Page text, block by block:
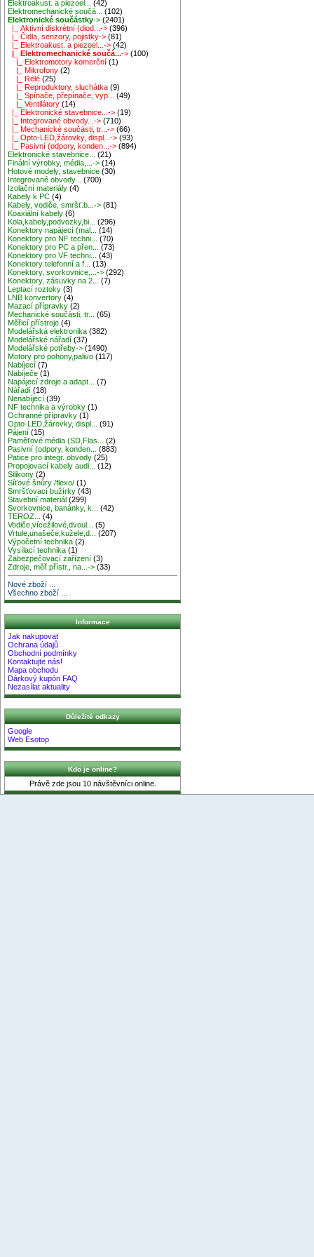
Elektroakust. a piezoel...
(42)
Elektromechanické součá...
(102)
Elektronické součástky-> (2401)
|_ Aktivní diskrétní (diod...-> (396)
|_ Čidla, senzory, pojistky-> (81)
|_ Elektroakust. a piezoel...-> (42)
|_ Elektromechanické součá...-> (100)
|_ Elektromotory komerční (1)
|_ Mikrofony (2)
|_ Relé (25)
|_ Reproduktory, sluchátka (9)
|_ Spínače, přepínače, vyp...
(49)
|_ Ventilátory (14)
|_ Elektronické stavebnice...-> (19)
|_ Integrované obvody...-> (710)
|_ Mechanické součásti, tr...-> (66)
|_ Opto-LED,žárovky, displ...-> (93)
|_ Pasivní (odpory, konden...-> (894)
Elektronické stavebnice...
(21)
Finální výrobky, média,...-> (14)
Hotové modely, stavebnice (30)
Integrované obvody...
(700)
Izolační materiály (4)
Kabely k PC (4)
Kabely, vodiče, smršť.b...-> (81)
Koaxiální kabely (6)
Kola,kabely,podvozky,bi...
(296)
Konektory napájecí (mal...
(14)
Konektory pro NF techni...
(70)
Konektory pro PC a přen...
(73)
Konektory pro VF techni...
(43)
Konektory telefonní a f...
(13)
Konektory, svorkovnice,...-> (292)
Konektory, zásuvky na 2...
(7)
Leptací roztoky (3)
LNB konvertory (4)
Mazací přípravky (2)
Mechanické součásti, tr...
(65)
Měřicí přístroje (4)
Modelářská elektronika (382)
Modelářské nářadí (37)
Modelářské potřeby-> (1490)
Motory pro pohony,palivo (117)
Nabíjecí (7)
Nabíječe (1)
Napájecí zdroje a adapt...
(7)
Nářadí (18)
Nenabíjecí (39)
NF technika a výrobky (1)
Ochranné přípravky (1)
Opto-LED,žárovky, displ...
(91)
Pájení (15)
Paměťové média (SD,Flas...
(2)
Pasivní (odpory, konden...
(883)
Patice pro integr. obvody (25)
Propojovací kabely audi...
(12)
Silikony (2)
Síťové šnůry /flexo/ (1)
Smršťovací bužírky (43)
Stavební materiál (299)
Svorkovnice, banánky, k...
(42)
TEROZ...
(4)
Vodiče,vícežilové,dvoul...
(5)
Vrtule,unašeče,kužele,d...
(207)
Výpočetní technika (2)
Vysílací technika (1)
Zabezpečovací zařízení (3)
Zdroje, měř.přístr., na...-> (33)
Nové zboží ...
Všechno zboží ...
Informace
Jak nakupovat
Ochrana údajů
Obchodní podmínky
Kontaktujte nás!
Mapa obchodu
Dárkový kupón FAQ
Nezasílat aktuality
Důležité odkazy
Google
Web Esotop
Kdo je online?
Právě zde jsou 10 návštěvníci online.